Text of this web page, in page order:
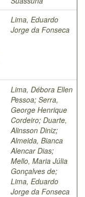
Lima, Eduardo
Jorge da Fonseca
Lima, Débora Ellen
Pessoa; Serra,
George Henrique
Cordeiro; Duarte,
Alinsson Diniz;
Almeida, Bianca
Alencar Dias;
Mello, Maria Júlia
Gonçalves de;
Lima, Eduardo
Jorge da Fonseca